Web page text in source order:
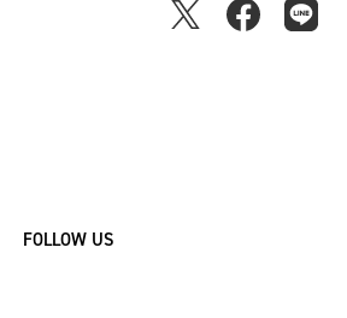
FOLLOW US